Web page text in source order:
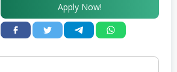
Apply Now!